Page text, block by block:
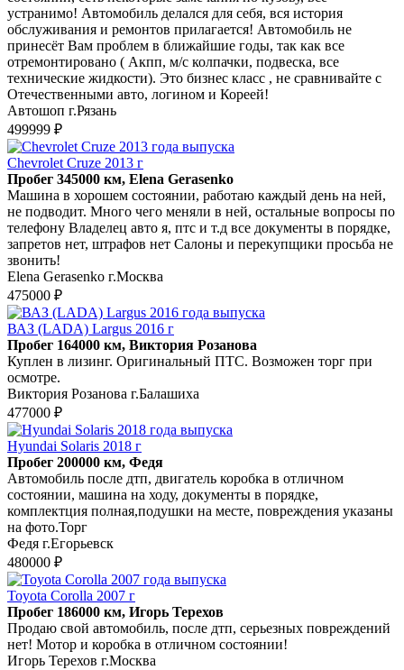
устранимо! Автомобиль делался для себя, вся история
обслуживания и ремонтов прилагается! Автомобиль не
принесёт Вам проблем в ближайшие годы, так как все
отремонтировано ( Акпп, м/с колпачки, подвеска, все
технические жидкости). Это бизнес класс , не сравнивайте с
Отечественными авто, логином и Кореей!
Автошоп г.Рязань
499999 ₽
Chevrolet Cruze 2013 г
Пробег 345000 км, Elena Gerasenko
Машина в хорошем состоянии, работаю каждый день на ней,
не подводит. Много чего меняли в ней, остальные вопросы по
телефону Владелец авто я, птс и т.д все документы в порядке,
запретов нет, штрафов нет Салоны и перекупщики просьба не
звонить!
Elena Gerasenko г.Москва
475000 ₽
ВАЗ (LADA) Largus 2016 г
Пробег 164000 км, Виктория Розанова
Куплен в лизинг. Оригинальный ПТС. Возможен торг при
осмотре.
Виктория Розанова г.Балашиха
477000 ₽
Hyundai Solaris 2018 г
Пробег 200000 км, Федя
Автомобиль после дтп, двигатель коробка в отличном
состоянии, машина на ходу, документы в порядке,
комплектция полная,подушки на месте, повреждения указаны
на фото.Торг
Федя г.Егорьевск
480000 ₽
Toyota Corolla 2007 г
Пробег 186000 км, Игорь Терехов
Продаю свой автомобиль, после дтп, серьезных повреждений
нет! Мотор и коробка в отличном состоянии!
Игорь Терехов г.Москва